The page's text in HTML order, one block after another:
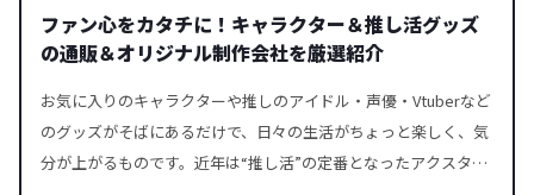
IKKATSU 引用元：https://emeao.jp/ikkatsu-column/「IKKATS
の「発注のお悩み」をクリアにするWebマガジンです。 一括.jp
が日々のサービスを通じて蓄積した、様々な業種のリアルなお悩
み解決ノウハウや、ビジネスに役立つ旬のトレンド情報を惜しみ
ファン心をカタチに！キャラクター＆推し活グッズ
の通販＆オリジナル制作会社を厳選紹介
お気に入りのキャラクターや推しのアイドル・声優・Vtuberなど
のグッズがそばにあるだけで、日々の生活がちょっと楽しく、気
分が上がるものです。近年は“推し活”の定番となったアクスタ・